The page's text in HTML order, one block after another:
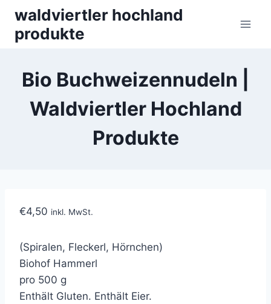
content
waldviertler hochland
produkte
Bio Buchweizennudeln |
Waldviertler Hochland
Produkte
€4,50 inkl. MwSt.
(Spiralen, Fleckerl, Hörnchen)
Biohof Hammerl
pro 500 g
Enthält Gluten. Enthält Eier.